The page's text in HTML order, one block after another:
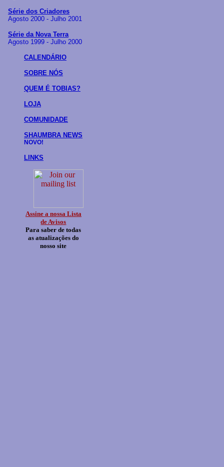
Série dos Criadores
Agosto 2000 - Julho 2001
Série da Nova Terra
Agosto 1999 - Julho 2000
CALENDÁRIO
SOBRE NÓS
QUEM É TOBIAS?
LOJA
COMUNIDADE
SHAUMBRA NEWS
NOVO!
LINKS
Assine a nossa Lista
de Avisos
Para saber de todas
as atualizações do
nosso site